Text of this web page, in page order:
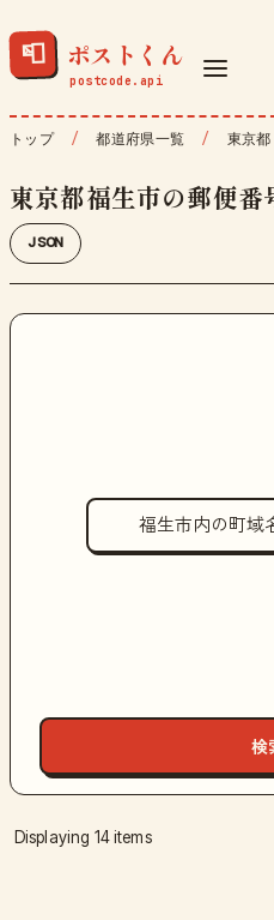
📮 ポストくん
トップ 都道府県一覧 東京都
東京都福生市の郵便番
JSON
Displaying 14 items